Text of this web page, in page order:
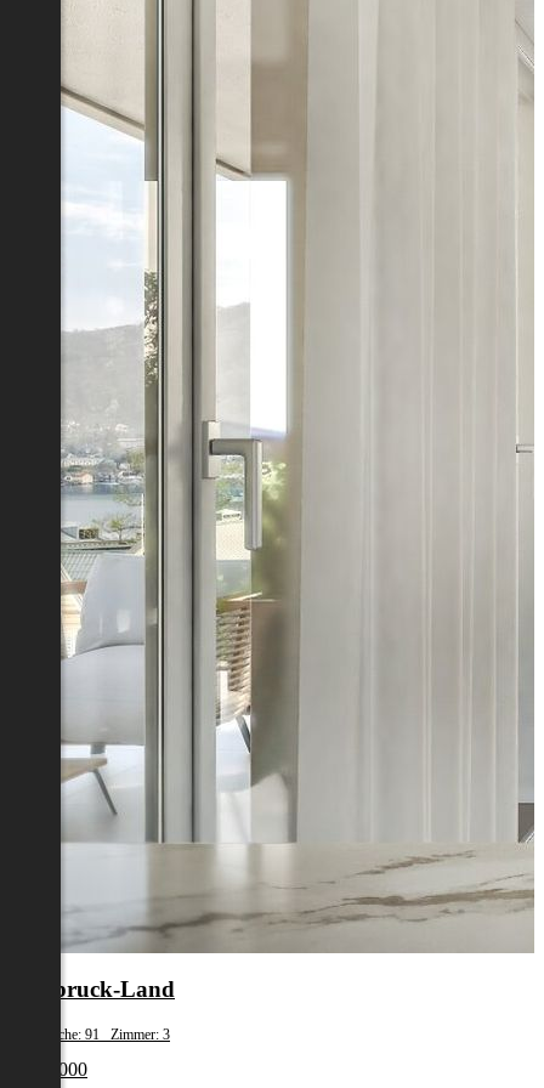
Innsbruck-Land
Wohnfläche: 91 Zimmer: 3
€ 480 000